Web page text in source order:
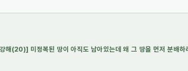
해(20)] 미정복된 땅이 아직도 남아있는데 왜 그 땅을 먼저 분